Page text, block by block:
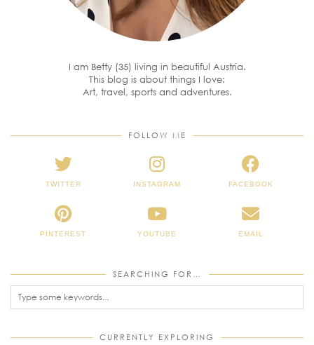
I am Betty (35) living in beautiful Austria.
This blog is about things I love:
Art, travel, sports and adventures.
FOLLOW ME
TWITTER INSTAGRAM FACEBOOK
PINTEREST YOUTUBE EMAIL
SEARCHING FOR…
CURRENTLY EXPLORING